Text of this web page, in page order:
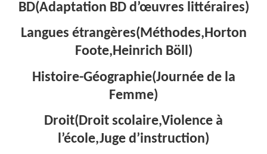
BD(Adaptation BD d’œuvres littéraires)
Langues étrangères(Méthodes,Horton
Foote,Heinrich Böll)
Histoire-Géographie(Journée de la
Femme)
Droit(Droit scolaire,Violence à
l’école,Juge d’instruction)